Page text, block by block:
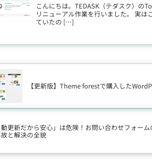
こんにちは。TEDASK（テダスク）の
リニューアル作業を行いました。 実
ていたの […]
【更新版】Theme forestで購入した
動更新だから安心」は危険！お問い合わせフォー
と解決の全貌